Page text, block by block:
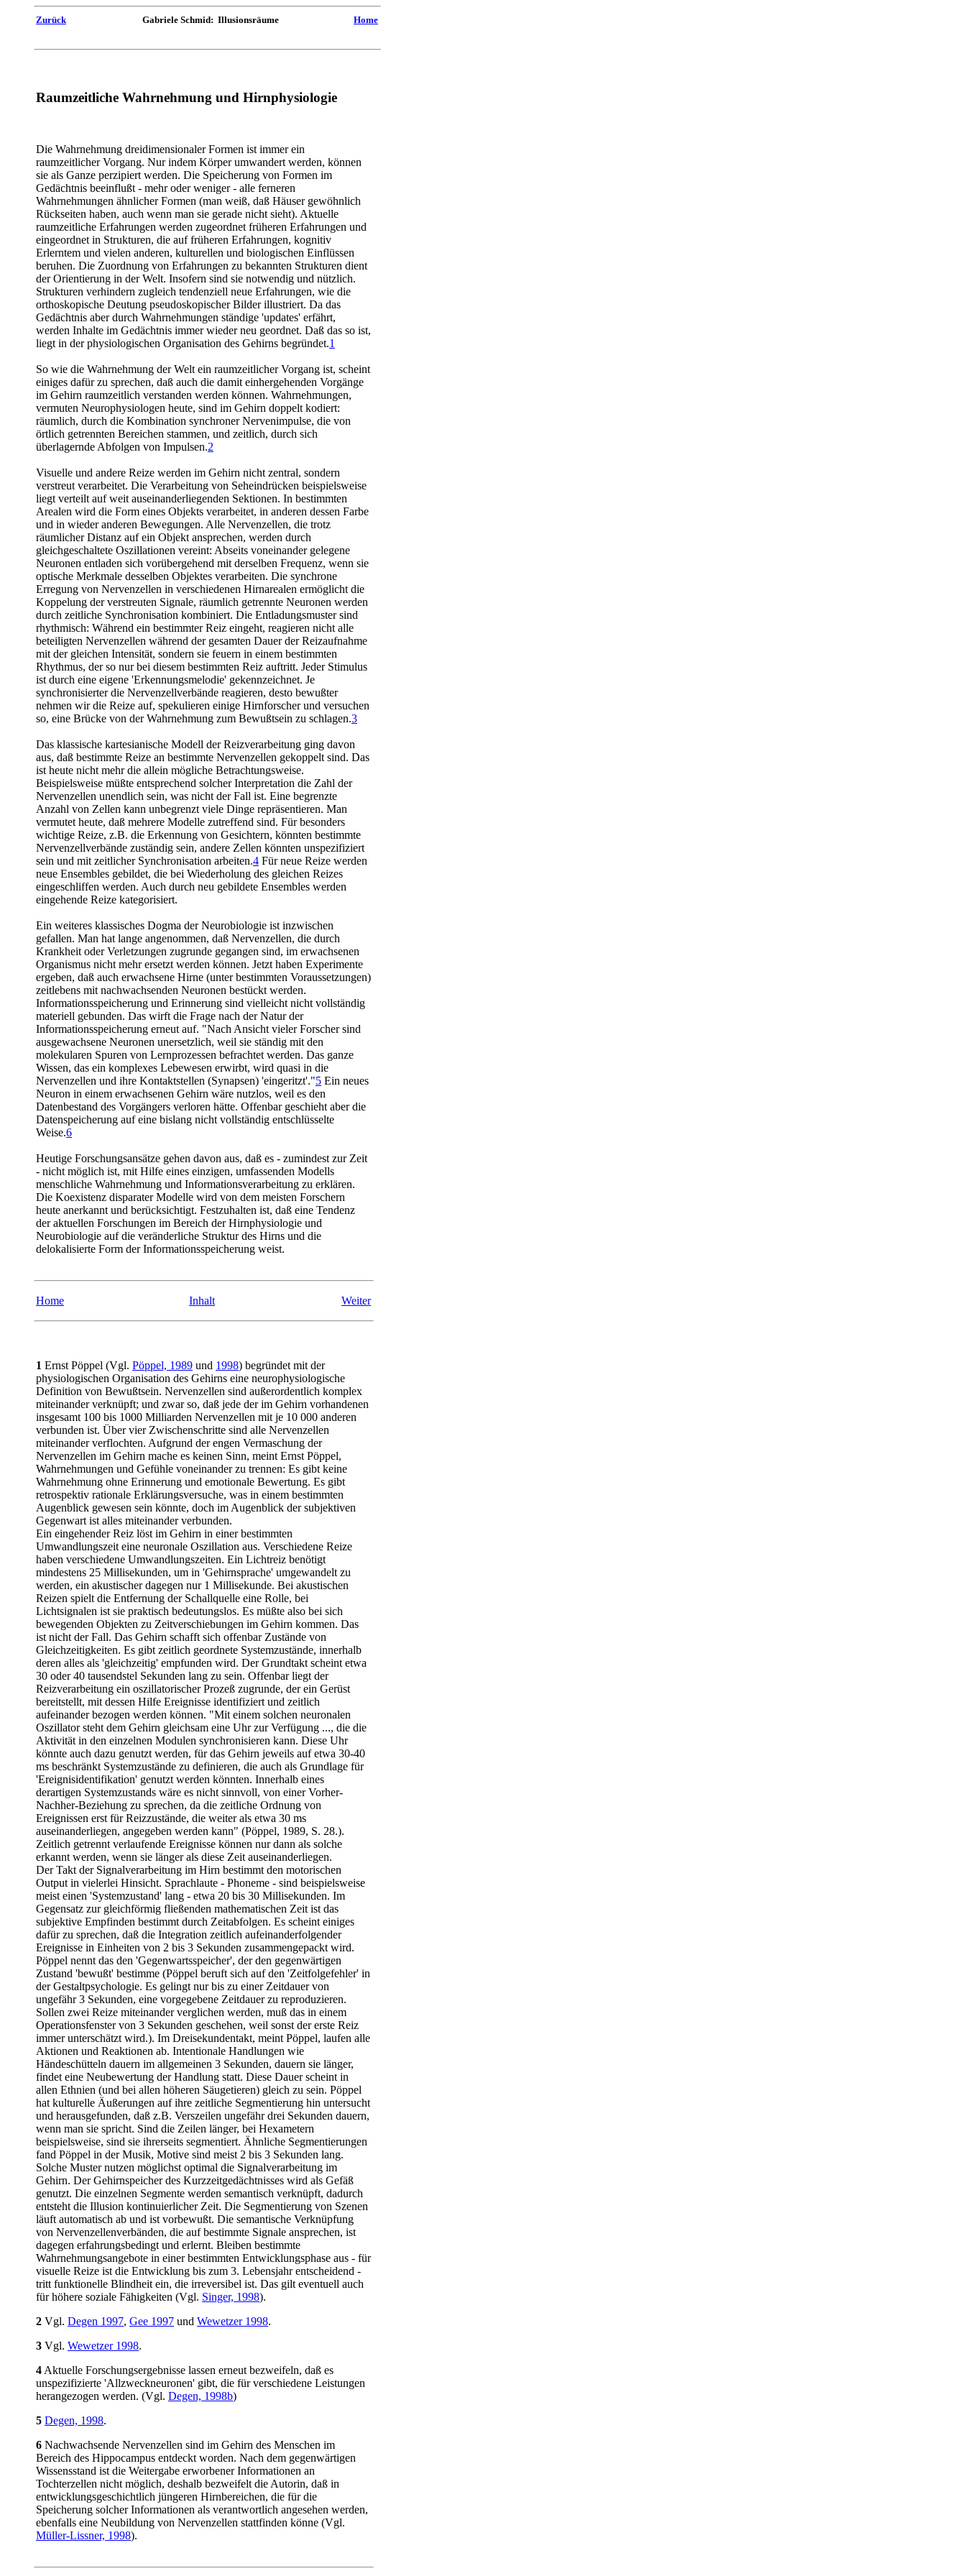
Zurück Gabriele Schmid: Illusionsräume Home
Raumzeitliche Wahrnehmung und Hirnphysiologie
Die Wahrnehmung dreidimensionaler Formen ist immer ein
raumzeitlicher Vorgang. Nur indem Körper umwandert werden, können
sie als Ganze perzipiert werden. Die Speicherung von Formen im
Gedächtnis beeinflußt - mehr oder weniger - alle ferneren
Wahrnehmungen ähnlicher Formen (man weiß, daß Häuser gewöhnlich
Rückseiten haben, auch wenn man sie gerade nicht sieht). Aktuelle
raumzeitliche Erfahrungen werden zugeordnet früheren Erfahrungen und
eingeordnet in Strukturen, die auf früheren Erfahrungen, kognitiv
Erlerntem und vielen anderen, kulturellen und biologischen Einflüssen
beruhen. Die Zuordnung von Erfahrungen zu bekannten Strukturen dient
der Orientierung in der Welt. Insofern sind sie notwendig und nützlich.
Strukturen verhindern zugleich tendenziell neue Erfahrungen, wie die
orthoskopische Deutung pseudoskopischer Bilder illustriert. Da das
Gedächtnis aber durch Wahrnehmungen ständige 'updates' erfährt,
werden Inhalte im Gedächtnis immer wieder neu geordnet. Daß das so ist,
liegt in der physiologischen Organisation des Gehirns begründet.1
So wie die Wahrnehmung der Welt ein raumzeitlicher Vorgang ist, scheint
einiges dafür zu sprechen, daß auch die damit einhergehenden Vorgänge
im Gehirn raumzeitlich verstanden werden können. Wahrnehmungen,
vermuten Neurophysiologen heute, sind im Gehirn doppelt kodiert:
räumlich, durch die Kombination synchroner Nervenimpulse, die von
örtlich getrennten Bereichen stammen, und zeitlich, durch sich
überlagernde Abfolgen von Impulsen.2
Visuelle und andere Reize werden im Gehirn nicht zentral, sondern
verstreut verarbeitet. Die Verarbeitung von Seheindrücken beispielsweise
liegt verteilt auf weit auseinanderliegenden Sektionen. In bestimmten
Arealen wird die Form eines Objekts verarbeitet, in anderen dessen Farbe
und in wieder anderen Bewegungen. Alle Nervenzellen, die trotz
räumlicher Distanz auf ein Objekt ansprechen, werden durch
gleichgeschaltete Oszillationen vereint: Abseits voneinander gelegene
Neuronen entladen sich vorübergehend mit derselben Frequenz, wenn sie
optische Merkmale desselben Objektes verarbeiten. Die synchrone
Erregung von Nervenzellen in verschiedenen Hirnarealen ermöglicht die
Koppelung der verstreuten Signale, räumlich getrennte Neuronen werden
durch zeitliche Synchronisation kombiniert. Die Entladungsmuster sind
rhythmisch: Während ein bestimmter Reiz eingeht, reagieren nicht alle
beteiligten Nervenzellen während der gesamten Dauer der Reizaufnahme
mit der gleichen Intensität, sondern sie feuern in einem bestimmten
Rhythmus, der so nur bei diesem bestimmten Reiz auftritt. Jeder Stimulus
ist durch eine eigene 'Erkennungsmelodie' gekennzeichnet. Je
synchronisierter die Nervenzellverbände reagieren, desto bewußter
nehmen wir die Reize auf, spekulieren einige Hirnforscher und versuchen
so, eine Brücke von der Wahrnehmung zum Bewußtsein zu schlagen.3
Das klassische kartesianische Modell der Reizverarbeitung ging davon
aus, daß bestimmte Reize an bestimmte Nervenzellen gekoppelt sind. Das
ist heute nicht mehr die allein mögliche Betrachtungsweise.
Beispielsweise müßte entsprechend solcher Interpretation die Zahl der
Nervenzellen unendlich sein, was nicht der Fall ist. Eine begrenzte
Anzahl von Zellen kann unbegrenzt viele Dinge repräsentieren. Man
vermutet heute, daß mehrere Modelle zutreffend sind. Für besonders
wichtige Reize, z.B. die Erkennung von Gesichtern, könnten bestimmte
Nervenzellverbände zuständig sein, andere Zellen könnten unspezifiziert
sein und mit zeitlicher Synchronisation arbeiten.4 Für neue Reize werden
neue Ensembles gebildet, die bei Wiederholung des gleichen Reizes
eingeschliffen werden. Auch durch neu gebildete Ensembles werden
eingehende Reize kategorisiert.
Ein weiteres klassisches Dogma der Neurobiologie ist inzwischen
gefallen. Man hat lange angenommen, daß Nervenzellen, die durch
Krankheit oder Verletzungen zugrunde gegangen sind, im erwachsenen
Organismus nicht mehr ersetzt werden können. Jetzt haben Experimente
ergeben, daß auch erwachsene Hirne (unter bestimmten Voraussetzungen)
zeitlebens mit nachwachsenden Neuronen bestückt werden.
Informationsspeicherung und Erinnerung sind vielleicht nicht vollständig
materiell gebunden. Das wirft die Frage nach der Natur der
Informationsspeicherung erneut auf. "Nach Ansicht vieler Forscher sind
ausgewachsene Neuronen unersetzlich, weil sie ständig mit den
molekularen Spuren von Lernprozessen befrachtet werden. Das ganze
Wissen, das ein komplexes Lebewesen erwirbt, wird quasi in die
Nervenzellen und ihre Kontaktstellen (Synapsen) 'eingeritzt'."5 Ein neues
Neuron in einem erwachsenen Gehirn wäre nutzlos, weil es den
Datenbestand des Vorgängers verloren hätte. Offenbar geschieht aber die
Datenspeicherung auf eine bislang nicht vollständig entschlüsselte
Weise.6
Heutige Forschungsansätze gehen davon aus, daß es - zumindest zur Zeit
- nicht möglich ist, mit Hilfe eines einzigen, umfassenden Modells
menschliche Wahrnehmung und Informationsverarbeitung zu erklären.
Die Koexistenz disparater Modelle wird von dem meisten Forschern
heute anerkannt und berücksichtigt. Festzuhalten ist, daß eine Tendenz
der aktuellen Forschungen im Bereich der Hirnphysiologie und
Neurobiologie auf die veränderliche Struktur des Hirns und die
delokalisierte Form der Informationsspeicherung weist.
Home Inhalt Weiter
1 Ernst Pöppel (Vgl. Pöppel, 1989 und 1998) begründet mit der
physiologischen Organisation des Gehirns eine neurophysiologische
Definition von Bewußtsein. Nervenzellen sind außerordentlich komplex
miteinander verknüpft; und zwar so, daß jede der im Gehirn vorhandenen
insgesamt 100 bis 1000 Milliarden Nervenzellen mit je 10 000 anderen
verbunden ist. Über vier Zwischenschritte sind alle Nervenzellen
miteinander verflochten. Aufgrund der engen Vermaschung der
Nervenzellen im Gehirn mache es keinen Sinn, meint Ernst Pöppel,
Wahrnehmungen und Gefühle voneinander zu trennen: Es gibt keine
Wahrnehmung ohne Erinnerung und emotionale Bewertung. Es gibt
retrospektiv rationale Erklärungsversuche, was in einem bestimmten
Augenblick gewesen sein könnte, doch im Augenblick der subjektiven
Gegenwart ist alles miteinander verbunden.
Ein eingehender Reiz löst im Gehirn in einer bestimmten
Umwandlungszeit eine neuronale Oszillation aus. Verschiedene Reize
haben verschiedene Umwandlungszeiten. Ein Lichtreiz benötigt
mindestens 25 Millisekunden, um in 'Gehirnsprache' umgewandelt zu
werden, ein akustischer dagegen nur 1 Millisekunde. Bei akustischen
Reizen spielt die Entfernung der Schallquelle eine Rolle, bei
Lichtsignalen ist sie praktisch bedeutungslos. Es müßte also bei sich
bewegenden Objekten zu Zeitverschiebungen im Gehirn kommen. Das
ist nicht der Fall. Das Gehirn schafft sich offenbar Zustände von
Gleichzeitigkeiten. Es gibt zeitlich geordnete Systemzustände, innerhalb
deren alles als 'gleichzeitig' empfunden wird. Der Grundtakt scheint etwa
30 oder 40 tausendstel Sekunden lang zu sein. Offenbar liegt der
Reizverarbeitung ein oszillatorischer Prozeß zugrunde, der ein Gerüst
bereitstellt, mit dessen Hilfe Ereignisse identifiziert und zeitlich
aufeinander bezogen werden können. "Mit einem solchen neuronalen
Oszillator steht dem Gehirn gleichsam eine Uhr zur Verfügung ..., die die
Aktivität in den einzelnen Modulen synchronisieren kann. Diese Uhr
könnte auch dazu genutzt werden, für das Gehirn jeweils auf etwa 30-40
ms beschränkt Systemzustände zu definieren, die auch als Grundlage für
'Ereignisidentifikation' genutzt werden könnten. Innerhalb eines
derartigen Systemzustands wäre es nicht sinnvoll, von einer Vorher-
Nachher-Beziehung zu sprechen, da die zeitliche Ordnung von
Ereignissen erst für Reizzustände, die weiter als etwa 30 ms
auseinanderliegen, angegeben werden kann" (Pöppel, 1989, S. 28.).
Zeitlich getrennt verlaufende Ereignisse können nur dann als solche
erkannt werden, wenn sie länger als diese Zeit auseinanderliegen.
Der Takt der Signalverarbeitung im Hirn bestimmt den motorischen
Output in vielerlei Hinsicht. Sprachlaute - Phoneme - sind beispielsweise
meist einen 'Systemzustand' lang - etwa 20 bis 30 Millisekunden. Im
Gegensatz zur gleichförmig fließenden mathematischen Zeit ist das
subjektive Empfinden bestimmt durch Zeitabfolgen. Es scheint einiges
dafür zu sprechen, daß die Integration zeitlich aufeinanderfolgender
Ereignisse in Einheiten von 2 bis 3 Sekunden zusammengepackt wird.
Pöppel nennt das den 'Gegenwartsspeicher', der den gegenwärtigen
Zustand 'bewußt' bestimme (Pöppel beruft sich auf den 'Zeitfolgefehler' in
der Gestaltpsychologie. Es gelingt nur bis zu einer Zeitdauer von
ungefähr 3 Sekunden, eine vorgegebene Zeitdauer zu reproduzieren.
Sollen zwei Reize miteinander verglichen werden, muß das in einem
Operationsfenster von 3 Sekunden geschehen, weil sonst der erste Reiz
immer unterschätzt wird.). Im Dreisekundentakt, meint Pöppel, laufen alle
Aktionen und Reaktionen ab. Intentionale Handlungen wie
Händeschütteln dauern im allgemeinen 3 Sekunden, dauern sie länger,
findet eine Neubewertung der Handlung statt. Diese Dauer scheint in
allen Ethnien (und bei allen höheren Säugetieren) gleich zu sein. Pöppel
hat kulturelle Äußerungen auf ihre zeitliche Segmentierung hin untersucht
und herausgefunden, daß z.B. Verszeilen ungefähr drei Sekunden dauern,
wenn man sie spricht. Sind die Zeilen länger, bei Hexametern
beispielsweise, sind sie ihrerseits segmentiert. Ähnliche Segmentierungen
fand Pöppel in der Musik, Motive sind meist 2 bis 3 Sekunden lang.
Solche Muster nutzen möglichst optimal die Signalverarbeitung im
Gehirn. Der Gehirnspeicher des Kurzzeitgedächtnisses wird als Gefäß
genutzt. Die einzelnen Segmente werden semantisch verknüpft, dadurch
entsteht die Illusion kontinuierlicher Zeit. Die Segmentierung von Szenen
läuft automatisch ab und ist vorbewußt. Die semantische Verknüpfung
von Nervenzellenverbänden, die auf bestimmte Signale ansprechen, ist
dagegen erfahrungsbedingt und erlernt. Bleiben bestimmte
Wahrnehmungsangebote in einer bestimmten Entwicklungsphase aus - für
visuelle Reize ist die Entwicklung bis zum 3. Lebensjahr entscheidend -
tritt funktionelle Blindheit ein, die irreversibel ist. Das gilt eventuell auch
für höhere soziale Fähigkeiten (Vgl. Singer, 1998).
2 Vgl. Degen 1997, Gee 1997 und Wewetzer 1998.
3 Vgl. Wewetzer 1998.
4 Aktuelle Forschungsergebnisse lassen erneut bezweifeln, daß es
unspezifizierte 'Allzweckneuronen' gibt, die für verschiedene Leistungen
herangezogen werden. (Vgl. Degen, 1998b)
5 Degen, 1998.
6 Nachwachsende Nervenzellen sind im Gehirn des Menschen im
Bereich des Hippocampus entdeckt worden. Nach dem gegenwärtigen
Wissensstand ist die Weitergabe erworbener Informationen an
Tochterzellen nicht möglich, deshalb bezweifelt die Autorin, daß in
entwicklungsgeschichtlich jüngeren Hirnbereichen, die für die
Speicherung solcher Informationen als verantwortlich angesehen werden,
ebenfalls eine Neubildung von Nervenzellen stattfinden könne (Vgl.
Müller-Lissner, 1998).